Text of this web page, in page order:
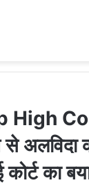
High
से
कोर्ट का